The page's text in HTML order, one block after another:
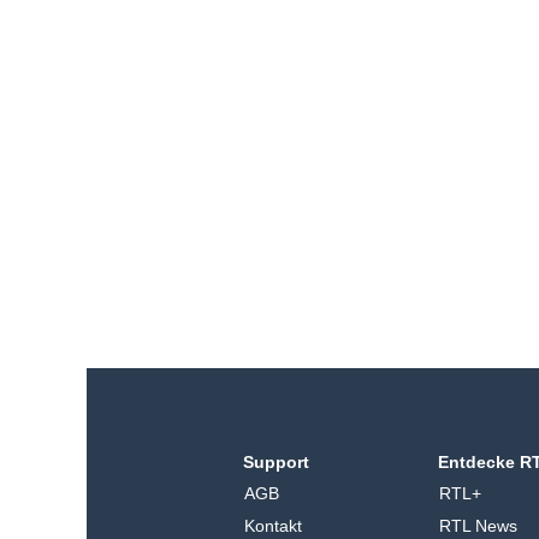
Support
AGB
Kontakt
Entdecke
RTL+
RTL News